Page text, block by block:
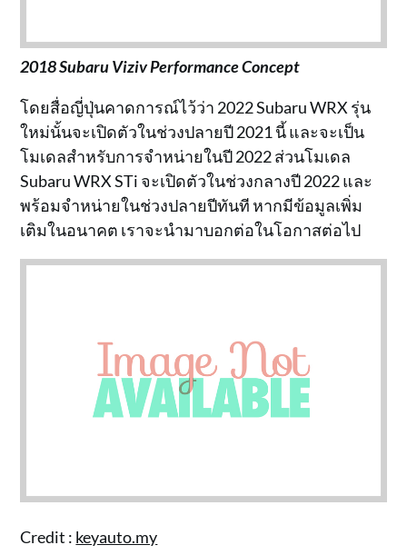
2018 Subaru Viziv Performance Concept
โดยสื่อญี่ปุ่นคาดการณ์ไว้ว่า 2022 Subaru WRX รุ่น
ใหม่นั้นจะเปิดตัวในช่วงปลายปี 2021 นี้ และจะเป็น
โมเดลสำหรับการจำหน่ายในปี 2022 ส่วนโมเดล
Subaru WRX STi จะเปิดตัวในช่วงกลางปี 2022 และ
พร้อมจำหน่ายในช่วงปลายปีทันที หากมีข้อมูลเพิ่ม
เติมในอนาคต เราจะนำมาบอกต่อในโอกาสต่อไป
Credit : keyauto.my